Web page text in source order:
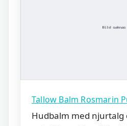
Tallow Balm Rosmarin
Hudbalm med njurtalg